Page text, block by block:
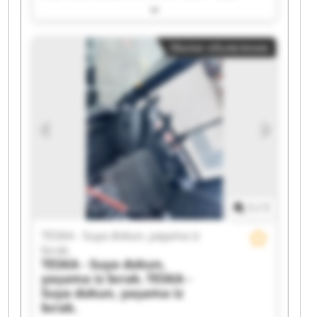
dokun, yaşama iz bırak. TESKA - Suya dokun,
bırak. TESKA - Suya dokun, yaşama iz bırak.
TESKA - Suya dokun, yaşama iz bırak. TESKA -
Suya dokun, yaşama iz bırak. TESKA - Suya
dokun, yaşama iz bırak. TESKA - Suya dokun,
yaşama iz bırak. TESKA - Suya dokun, yaşama iz
bırak. TESKA - Suya dokun, yaşama iz bırak.
TESKA - Suya dokun, yaşama iz bırak. TESKA -
Suya dokun, yaşama iz bırak. TESKA - Suya
dokun, yaşama iz bırak. TESKA - Suya dokun,
yaşama iz bırak. TESKA - Suya dokun, yaşama iz
bırak. TESKA - Suya dokun, yaşama iz bırak.
TESKA - Suya dokun, yaşama iz bırak. TESKA -
Suya dokun, yaşama iz bırak.
Малое объявление
TESKA - Suya dokun, yaşama iz
bırak.
TESKA - Suya dokun,
yaşama iz bırak. TESKA -
Suya dokun, yaşama iz
bırak.